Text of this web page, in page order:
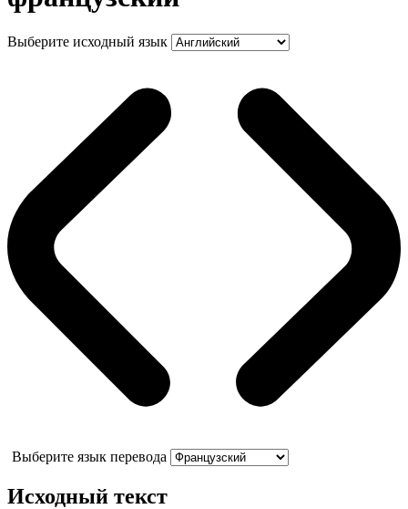
Выберите исходный язык
Выберите язык перевода
Исходный текст